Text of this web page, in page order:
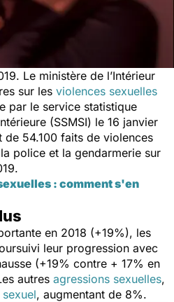
Le ministère de l’Intérieur
sur les violences sexuelles
par le service statistique
(SSMSI) le 16 janvier
54.100 faits de violences
police et la gendarmerie sur
: comment s'en
en 2018 (+19%), les
leur progression avec
(+19% contre + 17% en
autres agressions sexuelles,
, augmentant de 8%.